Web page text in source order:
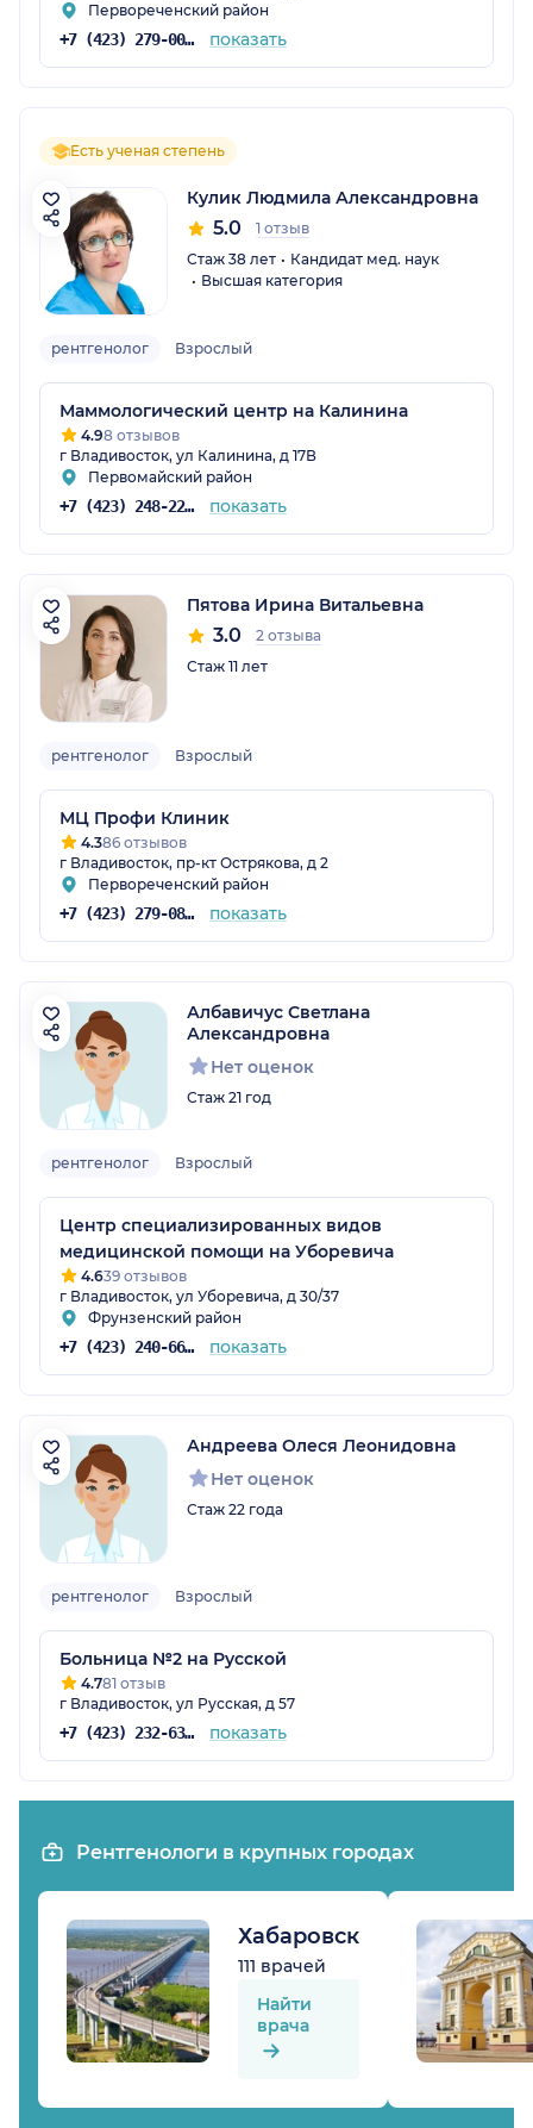
Первореченский район
+7 (423) 279-00-00 показать
Есть ученая степень
Кулик Людмила Александровна
5.0
1 отзыв
Стаж 38 лет
Кандидат мед. наук
Высшая категория
рентгенолог Взрослый
Маммологический центр на Калинина
4.98 отзывов
г Владивосток, ул Калинина, д 17В
Первомайский район
+7 (423) 248-22-66 показать
Пятова Ирина Витальевна
3.0
2 отзыва
Стаж 11 лет
рентгенолог Взрослый
МЦ Профи Клиник
4.386 отзывов
г Владивосток, пр-кт Острякова, д 2
Первореченский район
+7 (423) 279-08-92 показать
Албавичус Светлана
Александровна
Нет оценок
Стаж 21 год
рентгенолог Взрослый
Центр специализированных видов
медицинской помощи на Уборевича
4.639 отзывов
г Владивосток, ул Уборевича, д 30/37
Фрунзенский район
+7 (423) 240-66-69 показать
Андреева Олеся Леонидовна
Нет оценок
Стаж 22 года
рентгенолог Взрослый
Больница №2 на Русской
4.781 отзыв
г Владивосток, ул Русская, д 57
+7 (423) 232-63-35 показать
Рентгенологи в крупных городах
Хабаровск
111 врачей
Найти
врача